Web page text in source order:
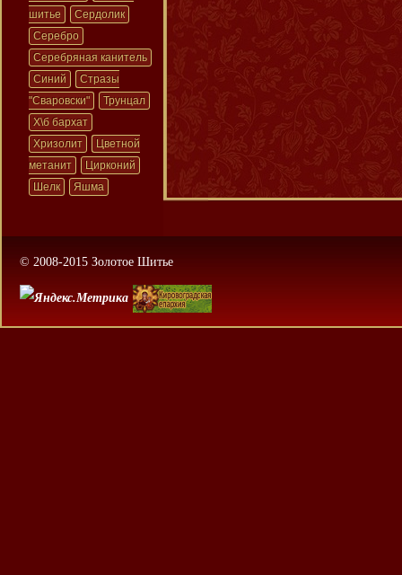
шитье
Сердолик
Серебро
Серебряная канитель
Синий
Стразы
"Сваровски"
Трунцал
Х\б бархат
Хризолит
Цветной
метанит
Цирконий
Шелк
Яшма
© 2008-2015 Золотое Шитье